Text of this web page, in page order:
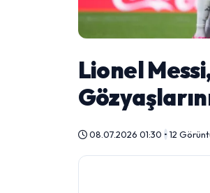
Lionel
08.07.2026 01:30 • 12